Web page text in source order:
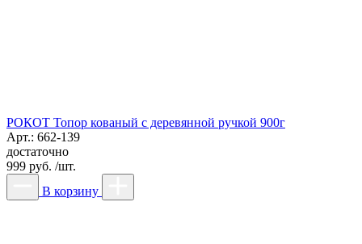
РОКОТ Топор кованый с деревянной ручкой 900г
Арт.: 662-139
достаточно
999 руб. /шт.
В корзину